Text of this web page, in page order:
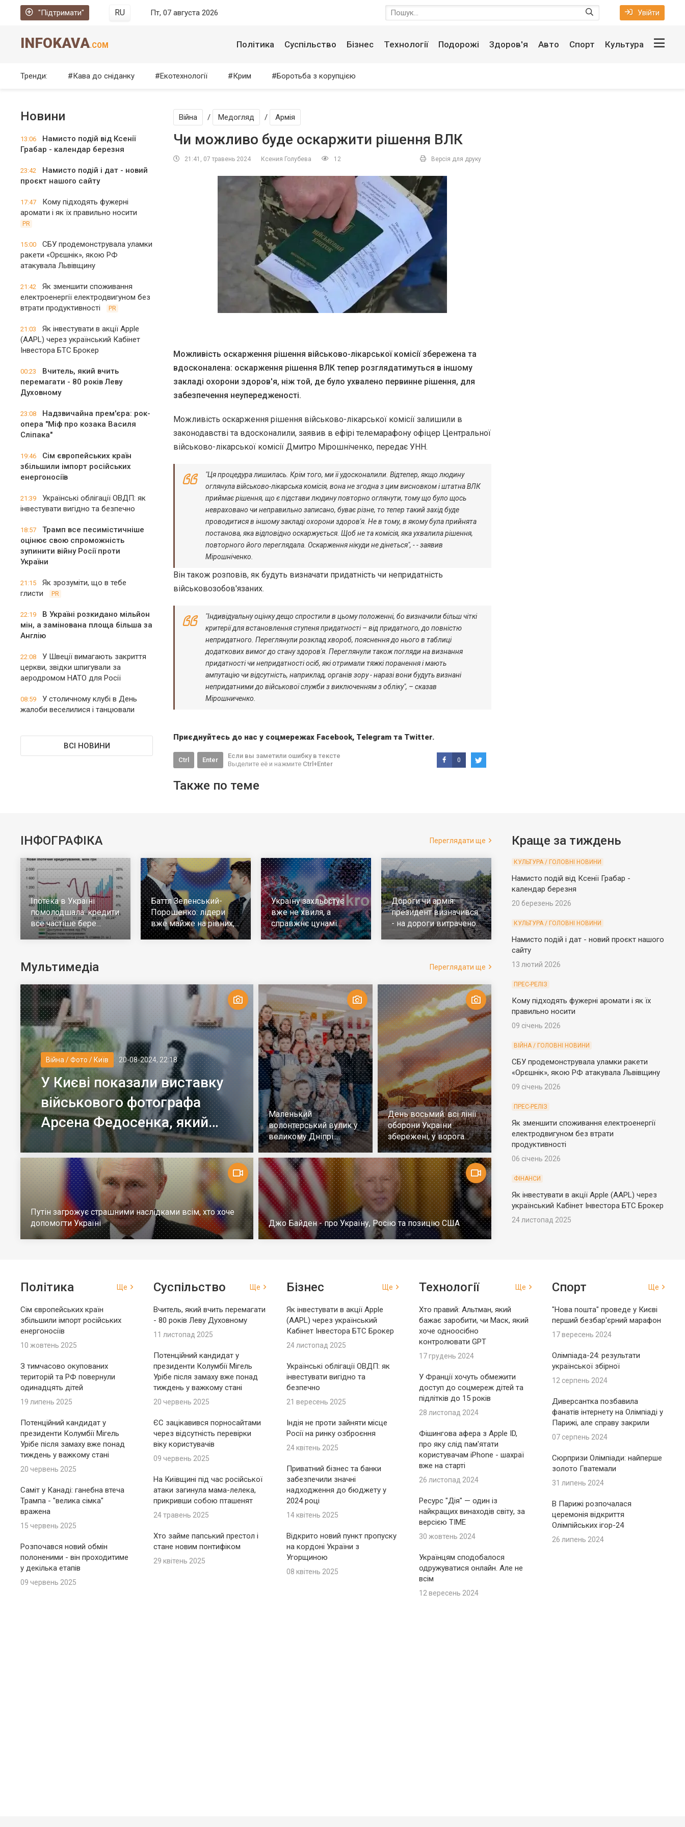
"Підтримати" RU Пт, 07 августа 2026 Увійти
INFOKAVA.COM Політика Суспільство Бізнес Технології Подорожі Здоров'я Авто Спорт Культура
Тренди: Кава до сніданку Екотехнології Крим Боротьба з корупцією
Новини
13:06
Намисто подій від Ксенії
Грабар - календар березня
23:42
Намисто подій і дат - новий
проєкт нашого сайту
17:47
Кому підходять фужерні
аромати і як їх правильно носити
PR
15:00
СБУ продемонструвала уламки
ракети «Орєшнік», якою РФ
атакувала Львівщину
21:42
Як зменшити споживання
електроенергії електродвигуном без
втрати продуктивності
PR
21:03
Як інвестувати в акції Apple
(AAPL) через український Кабінет
Інвестора БТС Брокер
00:23
Вчитель, який вчить
перемагати - 80 років Леву
Духовному
23:08
Надзвичайна прем'єра: рок-
опера "Міф про козака Василя
Сліпака"
19:46
Сім європейських країн
збільшили імпорт російських
енергоносіїв
21:39
Українські облігації ОВДП: як
інвестувати вигідно та безпечно
18:57
Трамп все песимістичніше
оцінює свою спроможність
зупинити війну Росії проти
України
21:15
Як зрозуміти, що в тебе
глисти
PR
22:19
В Україні розкидано мільйон
мін, а замінована площа більша за
Англію
22:08
У Швеції вимагають закриття
церкви, звідки шпигували за
аеродромом НАТО для Росії
08:59
У столичному клубі в День
жалоби веселилися і танцювали
ВСІ НОВИНИ
Війна / Медогляд / Армія
Чи можливо буде оскаржити рішення ВЛК
21:41, 07 травень 2024 Ксения Голубева 12 Версія для друку
Можливість оскарження рішення військово-лікарської комісії збережена та
вдосконалена: оскарження рішення ВЛК тепер розглядатимуться в іншому
закладі охорони здоров'я, ніж той, де було ухвалено первинне рішення, для
забезпечення неупередженості.
Можливість оскарження рішення військово-лікарської комісії залишили в
законодавстві та вдосконалили, заявив в ефірі телемарафону офіцер Центральної
військово-лікарської комісії Дмитро Мірошніченко, передає УНН.
"Ця процедура лишилась. Крім того, ми її удосконалили. Відтепер, якщо людину
оглянула військово-лікарська комісія, вона не згодна з цим висновком і штатна ВЛК
приймає рішення, що є підстави людину повторно оглянути, тому що було щось
невраховано чи неправильно записано, буває різне, то тепер такий захід буде
проводитися в іншому закладі охорони здоров'я. Не в тому, в якому була прийнята
постанова, яка відповідно оскаржується. Щоб не та комісія, яка ухвалила рішення,
повторного його переглядала. Оскарження нікуди не дінеться", - - заявив
Мірошніченко.
Він також розповів, як будуть визначати придатність чи непридатність
військовозобов'язаних.
"Індивідуальну оцінку дещо спростили в цьому положенні, бо визначили більш чіткі
критерії для встановлення ступеня придатності – від придатного, до повністю
непридатного. Переглянули розклад хвороб, пояснення до нього в таблиці
додаткових вимог до стану здоров'я. Переглянули також погляди на визнання
придатності чи непридатності осіб, які отримали тяжкі поранення і мають
ампутацію чи відсутність, наприклад, органів зору - наразі вони будуть визнані
непридатними до військової служби з виключенням з обліку", – сказав
Мірошниченко.
Приєднуйтесь до нас у соцмережах Facebook, Telegram та Twitter.
Ctrl Enter
Если вы заметили ошибку в тексте
Выделите её и нажмите Ctrl+Enter 0
Также по теме
ІНФОГРАФІКА Переглядати ще
Іпотека в Україні
помолодшала: кредити
все частіше бере
молодь до 30 років
Баттл Зеленський-
Порошенко: лідери
вже майже на рівних,
але багато тих, хто не
Україну захльостує
вже не хвиля, а
справжнє цунамі
ковіда. Що робити
Дороги чи армія:
президент визначився
- на дороги витрачено
у 10 разів більше
Мультимедіа Переглядати ще
Війна / Фото / Київ 20-08-2024, 22:18
У Києві показали виставку
військового фотографа
Арсена Федосенка, який
загинув на війні
Маленький
волонтерський вулик у
великому Дніпрі.
Репортаж
День восьмий: всі лінії
оборони України
збережені, у ворога
немає успіху
Путін загрожує страшними наслідками всім, хто хоче
допомогти Україні
Джо Байден - про Україну, Росію та позицію США
Краще за тиждень
КУЛЬТУРА / ГОЛОВНІ НОВИНИ
Намисто подій від Ксенії Грабар -
календар березня
20 березень 2026
КУЛЬТУРА / ГОЛОВНІ НОВИНИ
Намисто подій і дат - новий проєкт нашого
сайту
13 лютий 2026
ПРЕС-РЕЛІЗ
Кому підходять фужерні аромати і як їх
правильно носити
09 січень 2026
ВІЙНА / ГОЛОВНІ НОВИНИ
СБУ продемонструвала уламки ракети
«Орєшнік», якою РФ атакувала Львівщину
09 січень 2026
ПРЕС-РЕЛІЗ
Як зменшити споживання електроенергії
електродвигуном без втрати
продуктивності
06 січень 2026
ФІНАНСИ
Як інвестувати в акції Apple (AAPL) через
український Кабінет Інвестора БТС Брокер
24 листопад 2025
Політика Ще
Сім європейських країн
збільшили імпорт російських
енергоносіїв
10 жовтень 2025
З тимчасово окупованих
територій та РФ повернули
одинадцять дітей
19 липень 2025
Потенційний кандидат у
президенти Колумбії Мігель
Урібе після замаху вже понад
тиждень у важкому стані
20 червень 2025
Саміт у Канаді: ганебна втеча
Трампа - "велика сімка"
вражена
15 червень 2025
Розпочався новий обмін
полоненими - він проходитиме
у декілька етапів
09 червень 2025
Суспільство Ще
Вчитель, який вчить перемагати
- 80 років Леву Духовному
11 листопад 2025
Потенційний кандидат у
президенти Колумбії Мігель
Урібе після замаху вже понад
тиждень у важкому стані
20 червень 2025
ЄС зацікавився порносайтами
через відсутність перевірки
віку користувачів
09 червень 2025
На Київщині під час російської
атаки загинула мама-лелека,
прикривши собою пташенят
24 травень 2025
Хто займе папський престол і
стане новим понтифіком
29 квітень 2025
Бізнес Ще
Як інвестувати в акції Apple
(AAPL) через український
Кабінет Інвестора БТС Брокер
24 листопад 2025
Українські облігації ОВДП: як
інвестувати вигідно та
безпечно
21 вересень 2025
Індія не проти зайняти місце
Росії на ринку озброєння
24 квітень 2025
Приватний бізнес та банки
забезпечили значні
надходження до бюджету у
2024 році
14 квітень 2025
Відкрито новий пункт пропуску
на кордоні України з
Угорщиною
08 квітень 2025
Технології Ще
Хто правий: Альтман, який
бажає заробити, чи Маск, який
хоче одноосібно
контролювати GPT
17 грудень 2024
У Франції хочуть обмежити
доступ до соцмереж дітей та
підлітків до 15 років
28 листопад 2024
Фішингова афера з Apple ID,
про яку слід пам'ятати
користувачам iPhone - шахраї
вже на старті
26 листопад 2024
Ресурс "Дія" — один із
найкращих винаходів світу, за
версією TIME
30 жовтень 2024
Українцям сподобалося
одружуватися онлайн. Але не
всім
12 вересень 2024
Спорт Ще
"Нова пошта" проведе у Києві
перший безбар'єрний марафон
17 вересень 2024
Олімпіада-24: результати
української збірної
12 серпень 2024
Диверсантка позбавила
фанатів інтернету на Олімпіаді у
Парижі, але справу закрили
07 серпень 2024
Сюрпризи Олімпіади: найперше
золото Гватемали
31 липень 2024
В Парижі розпочалася
церемонія відкриття
Олімпійських ігор-24
26 липень 2024